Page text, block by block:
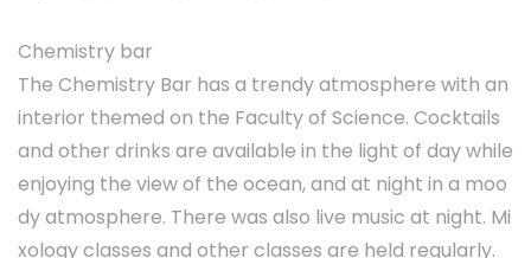
Chemistry bar
The Chemistry Bar has a trendy atmosphere with an
interior themed on the Faculty of Science. Cocktails
and other drinks are available in the light of day while
enjoying the view of the ocean, and at night in a moo
dy atmosphere. There was also live music at night. Mi
xology classes and other classes are held regularly.